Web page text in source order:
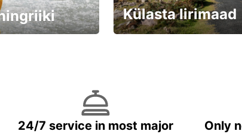
Külasta Iirimaad
24/7 service in most major
Only